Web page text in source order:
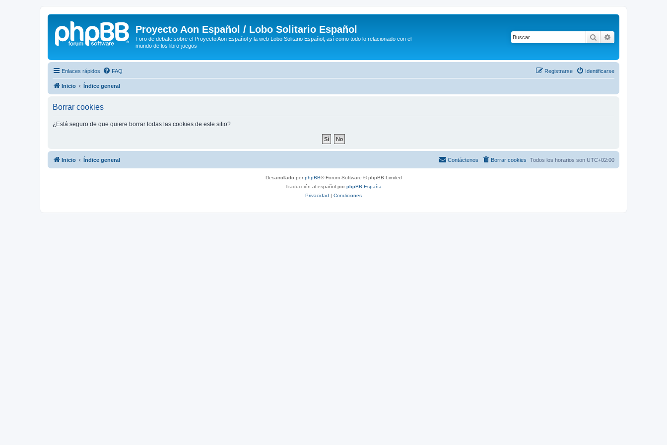
Proyecto Aon Español / Lobo Solitario Español
Foro de debate sobre el Proyecto Aon Español y la web Lobo Solitario Español, así como todo lo relacionado con el
mundo de los libro-juegos
Buscar
Enlaces rápidos FAQ Identificarse
Registrarse
Inicio Índice general
Borrar cookies
¿Está seguro de que quiere borrar todas las cookies de este sitio?
Inicio Índice general Todos los horarios son UTC+02:00
Borrar cookies
Contáctenos
Desarrollado porphpBB® Forum Software © phpBB Limited
Traducción al español porphpBB España
Privacidad | Condiciones